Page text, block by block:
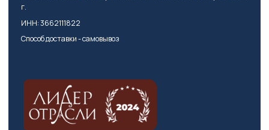
г.
ИНН: 3662111822
Способ доставки - самовывоз